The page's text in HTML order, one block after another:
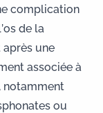
complication
de la
une
associée à
notamment
ou